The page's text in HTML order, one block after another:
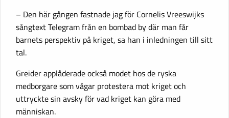
– Den här gången fastnade jag för Cornelis Vreeswijks
sångtext Telegram från en bombad by där man får
barnets perspektiv på kriget, sa han i inledningen till sitt
tal.
Greider applåderade också modet hos de ryska
medborgare som vågar protestera mot kriget och
uttryckte sin avsky för vad kriget kan göra med
människan.